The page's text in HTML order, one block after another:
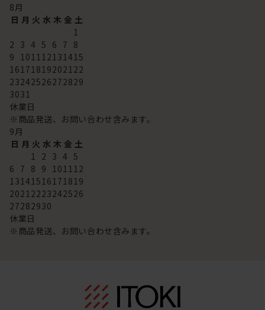
8 月
日 月 火 水 木 金 土
1
2 3 4 5 6 7 8
9
10 11 12 13 14 15
16 17 18 192021 22
23242526272829
3031
休業日
※商品発送、お問い合わせ含みます。
9 月
日 月 火 水 木 金 土
1
2 3 4 5
6 7 8 9 10 11 12
13 14 15 16 17 18 19
2021 2223242526
27282930
休業日
※商品発送、お問い合わせ含みます。